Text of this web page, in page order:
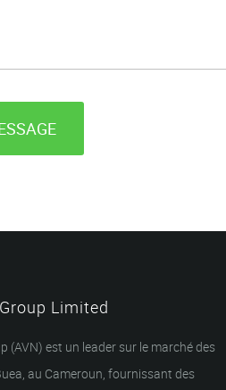
Limited
(AVN) est un leader sur le marché des
au Cameroun, fournissant des